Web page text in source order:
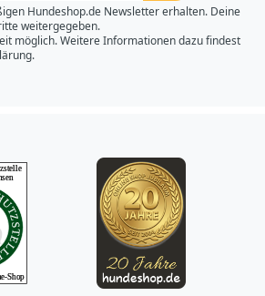
Hundeshop.de Newsletter erhalten. Deine
weitergegeben.
möglich. Weitere Informationen dazu findest